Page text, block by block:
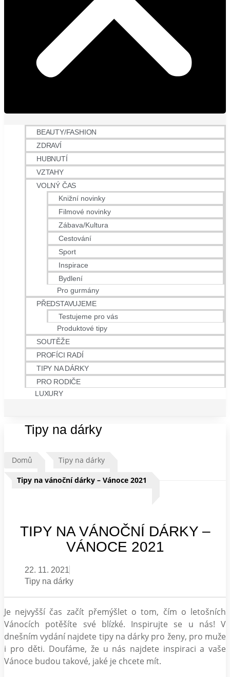
BEAUTY/FASHION
ZDRAVÍ
HUBNUTÍ
VZTAHY
VOLNÝ ČAS
Knižní novinky
Filmové novinky
Zábava/Kultura
Cestování
Sport
Inspirace
Bydlení
Pro gurmány
PŘEDSTAVUJEME
Testujeme pro vás
Produktové tipy
SOUTĚŽE
PROFÍCI RADÍ
TIPY NA DÁRKY
PRO RODIČE
LUXURY
Tipy na dárky
Domů Tipy na dárky
Tipy na vánoční dárky – Vánoce 2021
TIPY NA VÁNOČNÍ DÁRKY –
VÁNOCE 2021
22. 11. 2021
Tipy na dárky
Je nejvyšší čas začít přemýšlet o tom, čím o letošních
Vánocích potěšíte své blízké. Inspirujte se u nás! V
dnešním vydání najdete tipy na dárky pro ženy, pro muže
i pro děti. Doufáme, že u nás najdete inspiraci a vaše
Vánoce budou takové, jaké je chcete mít.